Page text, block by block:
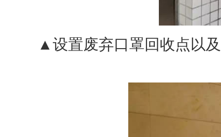
▲设置废弃口罩回收点以